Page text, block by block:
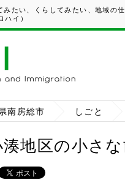
たい、くらしてみたい、地域の
ハイ）
南房総市 しごと
湊地区の小さ